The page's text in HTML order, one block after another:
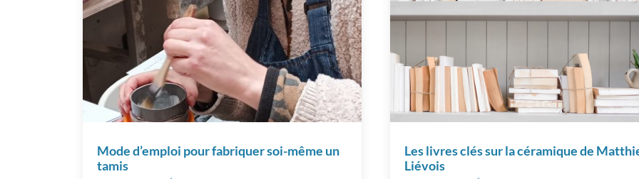
Mode d’emploi pour fabriquer soi-même un
tamis
Les livres clés sur la céramique de
Liévois